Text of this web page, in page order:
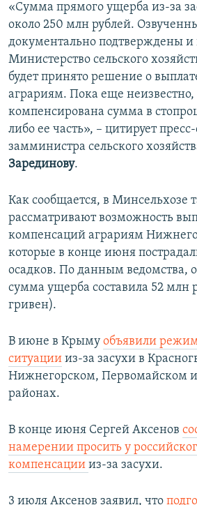
«Сумма прямого ущерба из-за
около 250 млн рублей.
документально подтверждены и
Министерство сельского
будет принято решение о
аграриям. Пока еще неизвестно,
компенсирована сумма в
либо ее часть», – цитирует
замминистра сельского
Зарединову.
Как сообщается, в Минсельхозе
рассматривают возможность
компенсаций аграриям
которые в конце июня
осадков. По данным ведомства,
сумма ущерба составила 52 млн
гривен).
В июне в Крыму объявили
ситуации из-за засухи в
Нижнегорском, Первомайском
районах.
В конце июня Сергей Аксенов
намерении просить у
компенсации из-за засухи.
3 июля Аксенов заявил, что